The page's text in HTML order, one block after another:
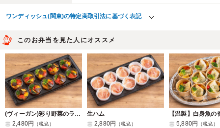
ワンディッシュ(関東)の特定商取引法に基づく表記
このお弁当を見た人にオススメ
(ヴィーガン)彩り野菜のラタトゥイユ
2,480円
（税込）
生ハム
2,880円
（税込） 5,880円 （税込）